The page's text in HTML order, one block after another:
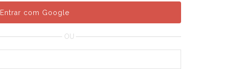
Entrar com Google
OU